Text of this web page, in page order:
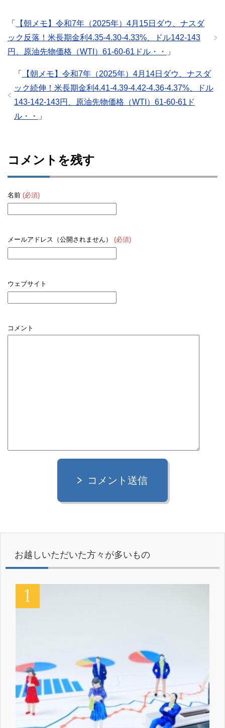
「
【朝メモ】令和7年（2025年）4月15日ダウ、ナスダ
ック反落！米長期金利4.35-4.30-4.33%、ドル142-143
円、原油先物価格（WTI）61-60-61ドル・・
」
「
【朝メモ】令和7年（2025年）4月14日ダウ、ナスダ
ック続伸！米長期金利4.41-4.39-4.42-4.36-4.37%、ドル
143-142-143円、原油先物価格（WTI）61-60-61ド
ル・・
」
コメントを残す
名前 (必須)
メールアドレス（公開されません） (必須)
ウェブサイト
コメント
コメント送信
お越しいただいた方々が多いもの